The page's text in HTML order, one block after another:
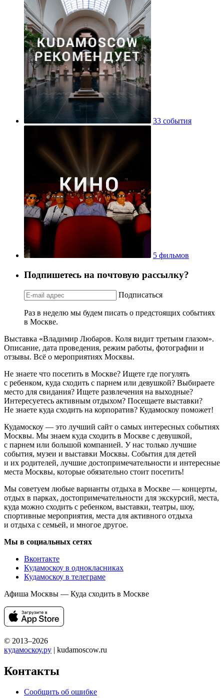
33 события
5 фильмов
Подпишетесь на почтовую рассылку?
Подписаться
Раз в неделю мы будем писать о предстоящих событиях
в Москве.
Выставка «Владимир Любаров. Коля видит третьим глазом».
Описание, дата проведения, режим работы, фотографии и
отзывы. Всё о мероприятиях Москвы.
Не знаете что посетить в Москве? Ищете где погулять
с ребенком, куда сходить с парнем или девушкой? Выбираете
место для свидания? Ищете развлечения на выходные?
Интересуетесь активным отдыхом? Посещаете выставки?
Не знаете куда сходить на корпоратив? Кудамоскоу поможет!
Кудамоскоу — это лучший сайт о самых интересных событиях
Москвы. Мы знаем куда сходить в Москве с девушкой,
с парнем или большой компанией. У нас только лучшие
события, музеи и выставки Москвы. События для детей
и их родителей, лучшие достопримечательности и интересные
места Москвы, которые обязательно стоит посетить!
Мы советуем любые варианты отдыха в Москве — концерты,
отдых в парках, достопримечательности для экскурсий, места,
куда можно сходить с ребенком, выставки, театры, шоу,
спортивные мероприятия, места для активного отдыха
и отдыха с семьей, и многое другое.
Мы в социальных сетях
Вконтакте
Кудамоскоу в однокласниках
Кудамоскоу в телеграме
Афиша Москвы — Куда сходить в Москве
© 2013–2026
кудамоскоу.ру | kudamoscow.ru
Контакты
Сообщить об ошибке